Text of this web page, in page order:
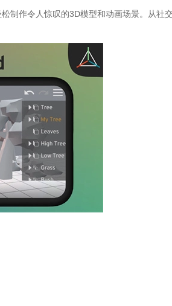
制作令人惊叹的3D模型和动画场景。从社